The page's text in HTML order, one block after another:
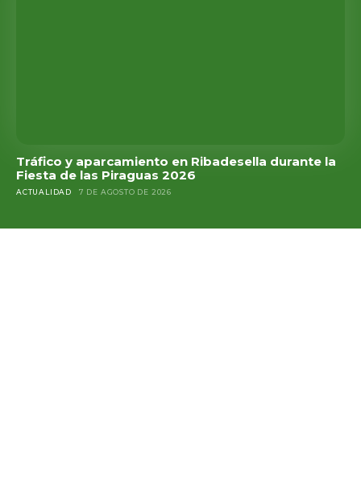
Tráfico y aparcamiento en Ribadesella durante la
Fiesta de las Piraguas 2026
ACTUALIDAD 7 DE AGOSTO DE 2026